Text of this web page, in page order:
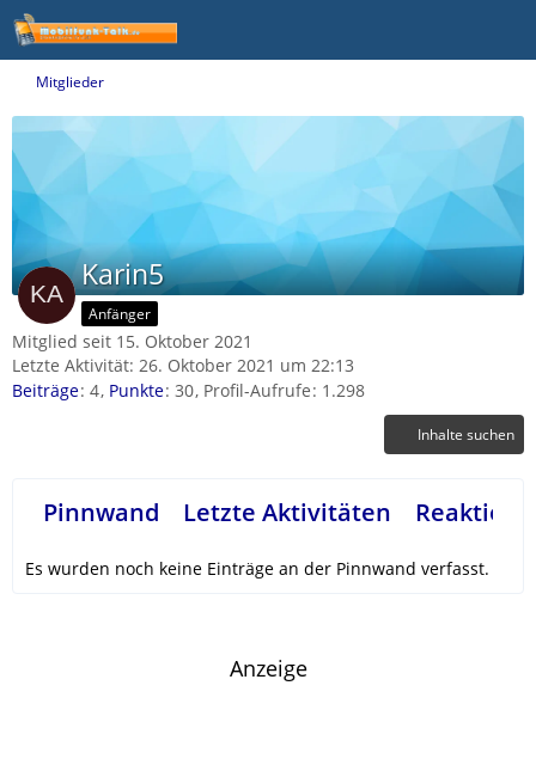
Mitglieder
Karin5
Anfänger
Mitglied seit 15. Oktober 2021
Letzte Aktivität: 26. Oktober 2021 um 22:13
Beiträge 4 Punkte 30 Profil-Aufrufe 1.298
Inhalte suchen
Pinnwand Letzte Aktivitäten
Es wurden noch keine Einträge an der Pinnwand verfasst.
Anzeige